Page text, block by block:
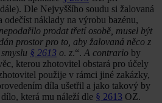
Dle Nejvyššího soudu si žalovaná
náklady na výrobu bazénu,
prodat třetí osobě, musel být
prostor pro to, aby žalovaná něco z
§ 2613 o. z.“. A contrario by
kterou zhotovitel obstará pro účely
použije v rámci jiné zakázky,
díla ušetřil a jako takový by
která mu náleží dle § 2613 OZ.